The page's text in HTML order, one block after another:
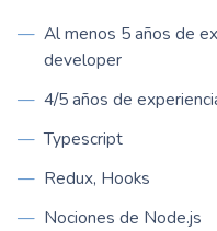
Al menos 5 años de
developer
4/5 años de
Typescript
Redux, Hooks
Nociones de Node.js